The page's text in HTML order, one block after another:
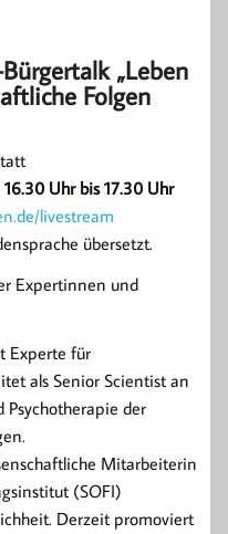
„Leben
Folgen
Uhr bis 17.30 Uhr
livestream
übersetzt.
Expertinnen und
Experte für
als Senior Scientist an
Psychotherapie der
Mitarbeiterin
(SOFI)
Derzeit promoviert